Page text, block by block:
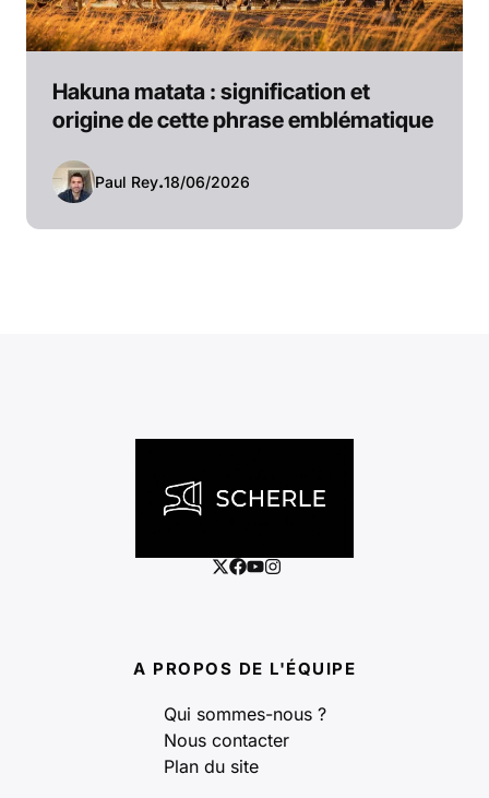
Hakuna matata : signification et
origine de cette phrase emblématique
Paul Rey.18/06/2026
A PROPOS DE L'ÉQUIPE
Qui sommes-nous ?
Nous contacter
Plan du site